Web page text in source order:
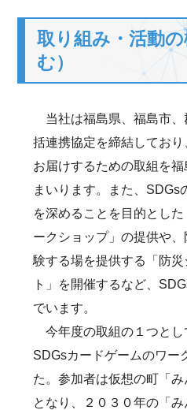
取り組み・活動
む）
当社は福島県、福島市、
括連携協定を締結してお
お届けするための取組を
まいります。また、SDGs
を深めることを目的とし
ークショップ」の提供や
験する場を提供する「防
ト」を開催するなど、
でいます。
今年度の取組の１つとし
SDGsカードゲームのワー
た。参加者は仮想の町「
となり、２０３０年の「